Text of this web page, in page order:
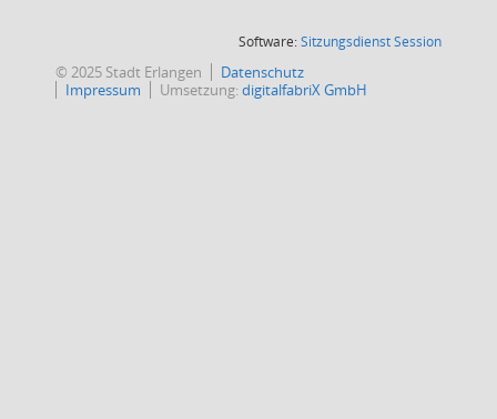
Software:SitzungsdienstSession(Wird in
© 2025 Stadt Erlangen
Datenschutz
Impressum
Umsetzung:digitalfabriX GmbH